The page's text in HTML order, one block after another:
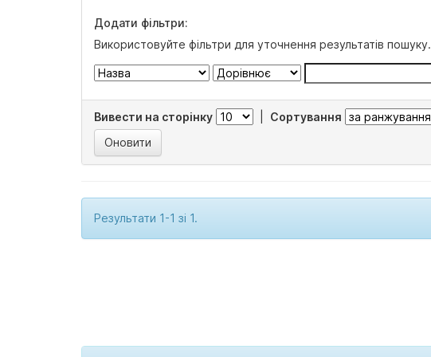
Додати фільтри:
Використовуйте фільтри для уточнення результатів пошуку.
Вивести на сторінку Сортування
Результати 1-1 зі 1.